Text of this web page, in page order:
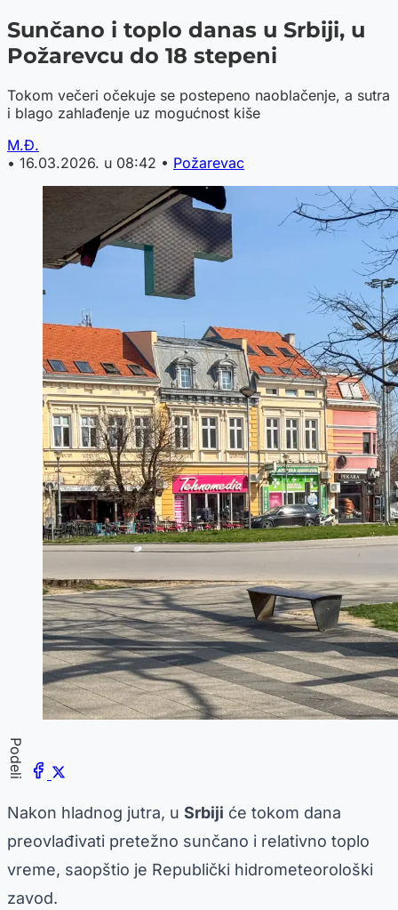
Sunčano i toplo danas u Srbiji, u
Požarevcu do 18 stepeni
Tokom večeri očekuje se postepeno naoblačenje, a sutra
i blago zahlađenje uz mogućnost kiše
M.Đ.
• 16.03.2026. u 08:42 • Požarevac
Podeli
Nakon hladnog jutra, u Srbiji će tokom dana
preovlađivati pretežno sunčano i relativno toplo
vreme, saopštio je Republički hidrometeorološki
zavod.